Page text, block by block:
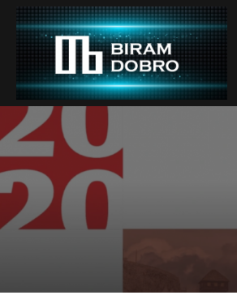
Skip
content
Biram DOBRO
… jer BUDUĆNOST nema drugo IME!